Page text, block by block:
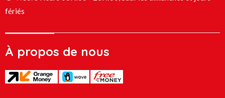
fériés
À propos de nous